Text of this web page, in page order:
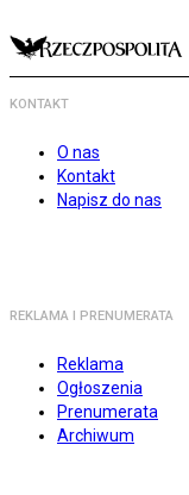
KONTAKT
O nas
Kontakt
Napisz do nas
REKLAMA I PRENUMERATA
Reklama
Ogłoszenia
Prenumerata
Archiwum